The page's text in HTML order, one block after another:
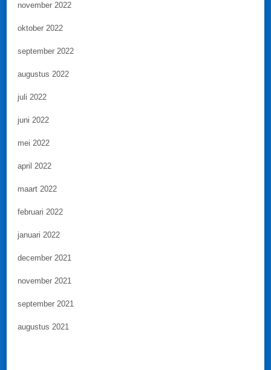
november 2022
oktober 2022
september 2022
augustus 2022
juli 2022
juni 2022
mei 2022
april 2022
maart 2022
februari 2022
januari 2022
december 2021
november 2021
september 2021
augustus 2021